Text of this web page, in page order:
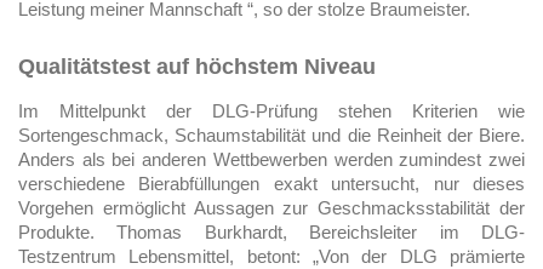
Leistung meiner Mannschaft “, so der stolze Braumeister.
Qualitätstest auf höchstem Niveau
Im Mittelpunkt der DLG-Prüfung stehen Kriterien wie
Sortengeschmack, Schaumstabilität und die Reinheit der Biere.
Anders als bei anderen Wettbewerben werden zumindest zwei
verschiedene Bierabfüllungen exakt untersucht, nur dieses
Vorgehen ermöglicht Aussagen zur Geschmacksstabilität der
Produkte. Thomas Burkhardt, Bereichsleiter im DLG-
Testzentrum Lebensmittel, betont: „Von der DLG prämierte